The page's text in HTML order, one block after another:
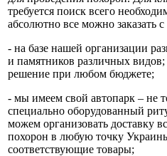
требуется поиск всего
абсолютно все можно
- на базе нашей организации
и памятников различных
решение при любом бюджете;
- мы имеем свой автопарк – не
специально оборудованный
можем организовать доставку
похорон в любую точку
соответствующие товары;